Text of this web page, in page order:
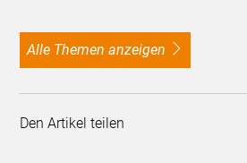
alle Themen anzeigen
Den Artikel teilen